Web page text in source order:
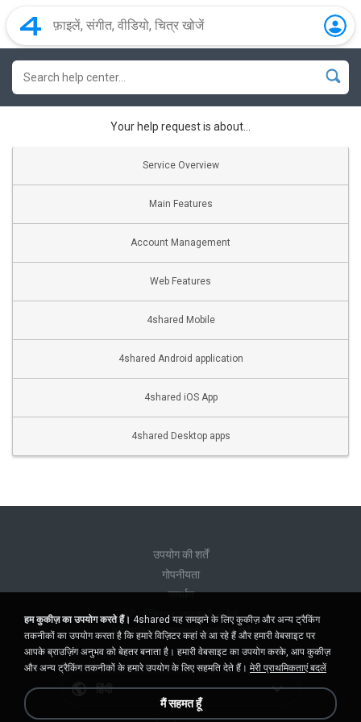
Your help request is about...
Service Overview
Main Features
Account Management
Web Features
4shared Mobile
4shared Android application
4shared iOS App
4shared Desktop apps
उपयोग की शर्तें
गोपनीयता
समर्थन
मेरी व्यक्तिगत जानकारी न बेचें
मेरी व्यक्तिगत जानकारी साझा न करें
हिंदी
हम कुकीज़ का उपयोग करते हैं। 4shared यह समझने के लिए कुकीज़ और अन्य ट्रैकिंग
तकनीकों का उपयोग करता है कि हमारे विज़िटर कहां से आ रहे हैं और हमारी वेबसाइट पर
आपके ब्राउज़िंग अनुभव को बेहतर बनाता है। हमारी वेबसाइट का उपयोग करके, आप कुकीज़
और अन्य ट्रैकिंग तकनीकों के हमारे उपयोग के लिए सहमति देते हैं। मेरी प्राथमिकताएं बदलें
मैं सहमत हूँ